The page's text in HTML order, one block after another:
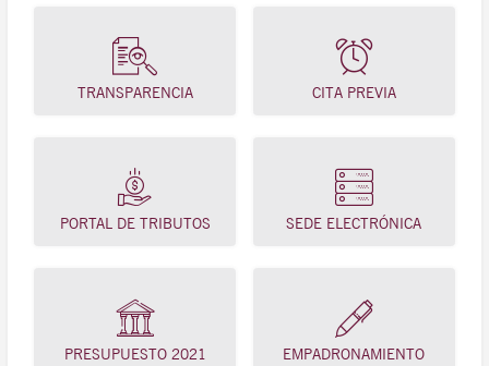
TRANSPARENCIA CITA PREVIA
PORTAL DE TRIBUTOS SEDE ELECTRÓNICA
PRESUPUESTO 2021 EMPADRONAMIENTO